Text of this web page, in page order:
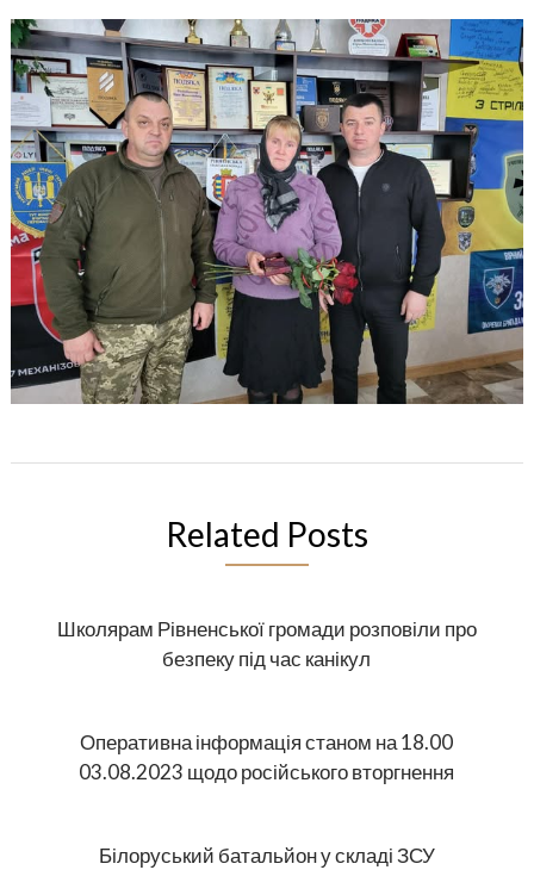
Related Posts
Школярам Рівненської громади розповіли про
безпеку під час канікул
Оперативна інформація станом на 18.00
03.08.2023 щодо російського вторгнення
Білоруський батальйон у складі ЗСУ